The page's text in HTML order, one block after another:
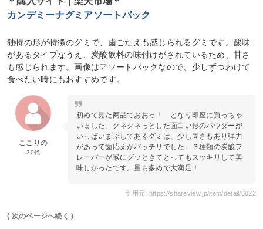
カンデミーナグミアソートパック
独特の形が特徴のグミで、歯ごたえも感じられるグミです。酸味
があるタイプなうえ、炭酸飲料の味付けがされているため、甘さ
も感じられます。画像はアソートパックなので、少しずつわけて
食べたい時にもおすすめです。
ここりの
30代
初めて見た商品でおおっ！ となり即座に買っちゃ
いました。クネクネっとした面白い形のパウダーが
いっぱいまぶしてあるグミは、少し固さもあり弾力
があって歯応えがバッチリでした。３種類の炭酸フ
レーバーが喉にグッときてとってもスッキリして美
味しかったです。量も多めで大満足！
引用元: https://shareview.jp/item/detail/6022
( 次のページへ続く )